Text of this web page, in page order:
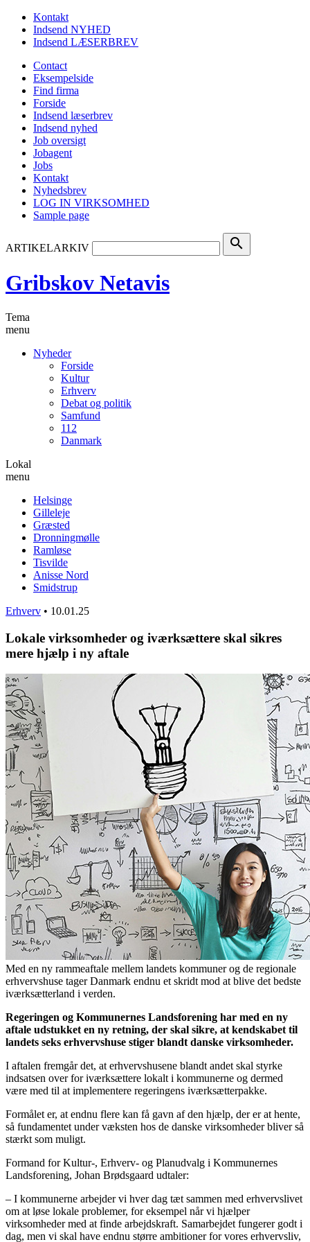
Kontakt
Indsend NYHED
Indsend LÆSERBREV
Contact
Eksempelside
Find firma
Forside
Indsend læserbrev
Indsend nyhed
Job oversigt
Jobagent
Jobs
Kontakt
Nyhedsbrev
LOG IN VIRKSOMHED
Sample page
ARTIKELARKIV search
Gribskov Netavis
Tema
menu
Nyheder
Forside
Kultur
Erhverv
Debat og politik
Samfund
112
Danmark
Lokal
menu
Helsinge
Gilleleje
Græsted
Dronningmølle
Ramløse
Tisvilde
Anisse Nord
Smidstrup
Erhverv • 10.01.25
Lokale virksomheder og iværksættere skal sikres
mere hjælp i ny aftale
Med en ny rammeaftale mellem landets kommuner og de regionale
erhvervshuse tager Danmark endnu et skridt mod at blive det bedste
iværksætterland i verden.
Regeringen og Kommunernes Landsforening har med en ny
aftale udstukket en ny retning, der skal sikre, at kendskabet til
landets seks erhvervshuse stiger blandt danske virksomheder.
I aftalen fremgår det, at erhvervshusene blandt andet skal styrke
indsatsen over for iværksættere lokalt i kommunerne og dermed
være med til at implementere regeringens iværksætterpakke.
Formålet er, at endnu flere kan få gavn af den hjælp, der er at hente,
så fundamentet under væksten hos de danske virksomheder bliver så
stærkt som muligt.
Formand for Kultur-, Erhverv- og Planudvalg i Kommunernes
Landsforening, Johan Brødsgaard udtaler:
– I kommunerne arbejder vi hver dag tæt sammen med erhvervslivet
om at løse lokale problemer, for eksempel når vi hjælper
virksomheder med at finde arbejdskraft. Samarbejdet fungerer godt i
dag, men vi skal have endnu større ambitioner for vores erhvervsliv,